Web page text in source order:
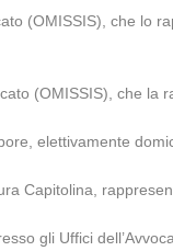
(OMISSIS), che lo
(OMISSIS), che la
elettivamente
Capitolina,
gli Uffici